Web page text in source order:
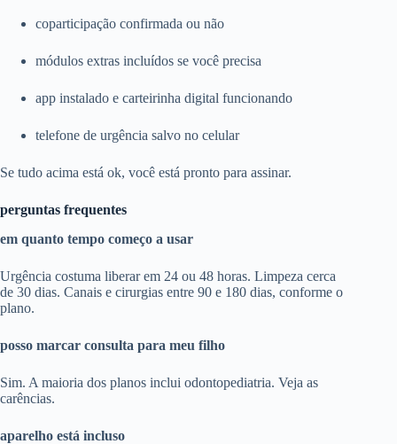
coparticipação confirmada ou não
módulos extras incluídos se você precisa
app instalado e carteirinha digital funcionando
telefone de urgência salvo no celular
Se tudo acima está ok, você está pronto para assinar.
perguntas frequentes
em quanto tempo começo a usar
Urgência costuma liberar em 24 ou 48 horas. Limpeza cerca
de 30 dias. Canais e cirurgias entre 90 e 180 dias, conforme o
plano.
posso marcar consulta para meu filho
Sim. A maioria dos planos inclui odontopediatria. Veja as
carências.
aparelho está incluso